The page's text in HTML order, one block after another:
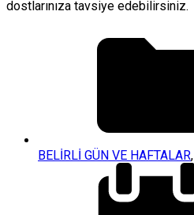
dostlarınıza tavsiye edebilirsiniz.
BELİRLİ GÜN VE HAFTALAR,